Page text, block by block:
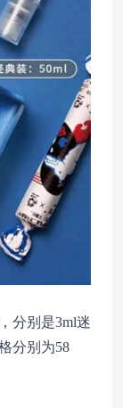
分别是3ml迷
分别为58